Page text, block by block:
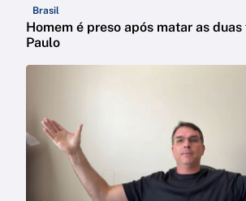
Brasil
Homem é preso após matar as
Paulo